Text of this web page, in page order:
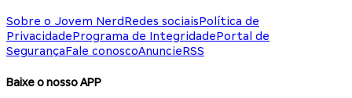
Sobre o Jovem NerdRedes sociaisPolítica de
PrivacidadePrograma de IntegridadePortal de
SegurançaFale conoscoAnuncieRSS
Baixe o nosso APP